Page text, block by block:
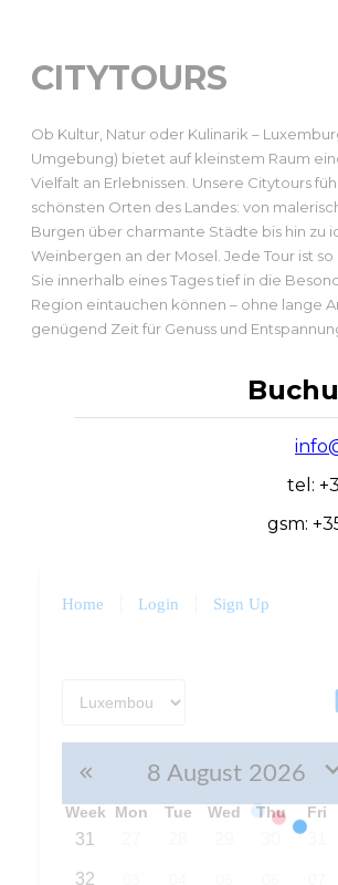
CITYTOURS
Ob Kultur, Natur oder Kulinarik –
Umgebung) bietet auf kleinstem Raum
Vielfalt an Erlebnissen. Unsere Citytours
schönsten Orten des Landes: von
Burgen über charmante Städte bis hin zu
Weinbergen an der Mosel. Jede Tour ist
Sie innerhalb eines Tages tief in die
Region eintauchen können – ohne lange
genügend Zeit für Genuss und
tel:
gsm: